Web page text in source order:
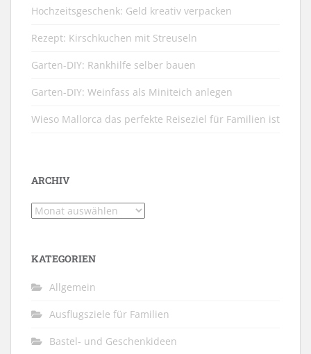
Hochzeitsgeschenk: Geld kreativ verpacken
Rezept: Kirschkuchen mit Streuseln
Garten-DIY: Rankhilfe selber bauen
Garten-DIY: Weinfass als Miniteich anlegen
Wieso Mallorca das perfekte Reiseziel für Familien ist
ARCHIV
Archiv
KATEGORIEN
Allgemein
Ausflugsziele für Familien
Bastel- und Geschenkideen